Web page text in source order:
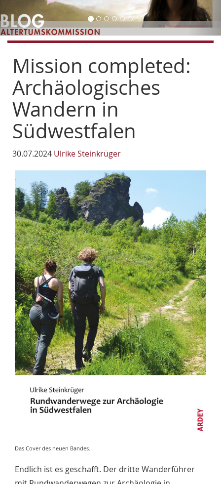
Mission completed:
Archäologisches
Wandern in
Südwestfalen
30.07.2024 Ulrike Steinkrüger
Das Cover des neuen Bandes.
Endlich ist es geschafft. Der dritte Wanderführer